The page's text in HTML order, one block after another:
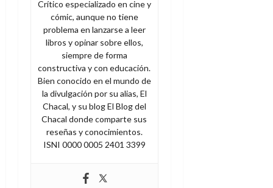
Crítico especializado en cine y
cómic, aunque no tiene
problema en lanzarse a leer
libros y opinar sobre ellos,
siempre de forma
constructiva y con educación.
Bien conocido en el mundo de
la divulgación por su alias, El
Chacal, y su blog El Blog del
Chacal donde comparte sus
reseñas y conocimientos.
ISNI 0000 0005 2401 3399